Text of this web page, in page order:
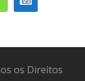
os Direitos